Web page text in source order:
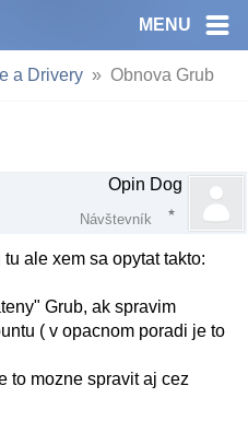
MENU
a Drivery Obnova Grub
Opin Dog
Návštevník
ale xem sa opytat takto:
Grub, ak spravim
( v opacnom poradi je to
to mozne spravit aj cez